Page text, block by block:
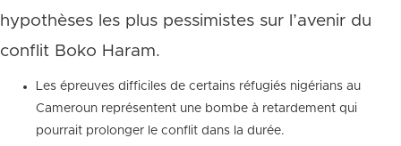
hypothèses les plus pessimistes sur l’avenir du
conflit Boko Haram.
Les épreuves difficiles de certains réfugiés nigérians au
Cameroun représentent une bombe à retardement qui
pourrait prolonger le conflit dans la durée.